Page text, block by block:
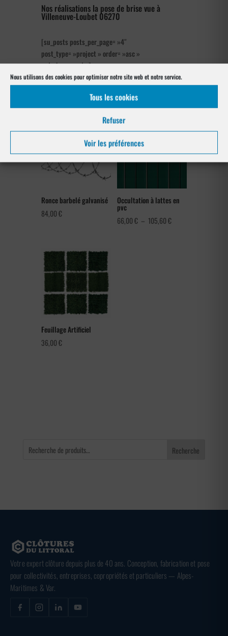
Nous utilisons des cookies pour optimiser notre site web et notre service.
Tous les cookies
Refuser
Voir les préférences
Nos réalisations la pose de brise vue à
Villeneuve-Loubet 06270
[su_posts posts_per_page= »4″
post_type= »project » order= »asc »
orderby= »rand »]
à Villeneuve-Loubet 06270
Ronce barbelé galvanisé
84,00€
Occultation à lattes en
pvc
66,00€ – 105,60€Plage
Feuillage Artificiel
36,00€
Recherche
Votre expert clôture depuis plus de 40 ans. Conception, fabrication et pose
pour collectivités, entreprises, copropriétés et particuliers — Alpes-
Maritimes & Var.